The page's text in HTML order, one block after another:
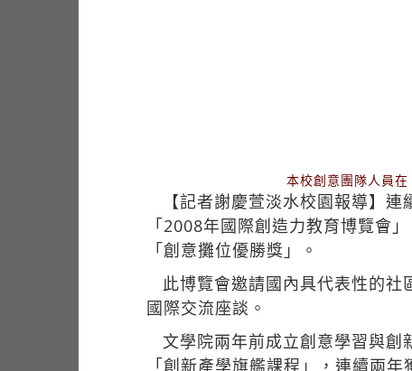
本校創意團隊人員
【記者謝慶萱淡水校園報導】
「2008年國際創造力教育博覽會
「創意攤位優勝獎」。
此博覽會邀請國內具代表性的
國際交流座談。
文學院兩年前成立創意學習與
「創新產學旗艦課程」，連續兩